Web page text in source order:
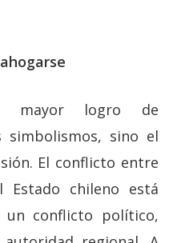
mayor logro de
simbolismos, sino el
El conflicto entre
chileno está
un conflicto político,